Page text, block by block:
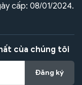
cấp: 08/01/2024.
của chúng tôi
Đăng ký